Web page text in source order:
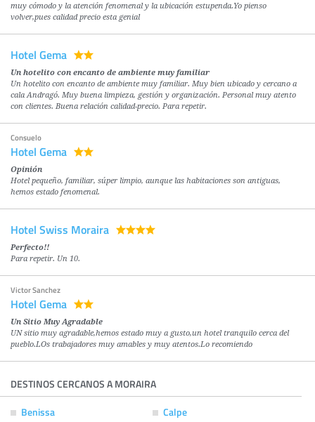
muy cómodo y la atención fenomenal y la ubicación estupenda.Yo pienso
volver,pues calidad precio esta genial
Hotel Gema
Un hotelito con encanto de ambiente muy familiar
Un hotelito con encanto de ambiente muy familiar. Muy bien ubicado y cercano a
cala Andragó. Muy buena limpieza, gestión y organización. Personal muy atento
con clientes. Buena relación calidad-precio. Para repetir.
Consuelo
Hotel Gema
Opinión
Hotel pequeño, familiar, súper limpio, aunque las habitaciones son antiguas,
hemos estado fenomenal.
Hotel Swiss Moraira
Perfecto!!
Para repetir. Un 10.
Victor Sanchez
Hotel Gema
Un Sitio Muy Agradable
UN sitio muy agradable,hemos estado muy a gusto,un hotel tranquilo cerca del
pueblo.LOs trabajadores muy amables y muy atentos.Lo recomiendo
DESTINOS CERCANOS A MORAIRA
Benissa Calpe